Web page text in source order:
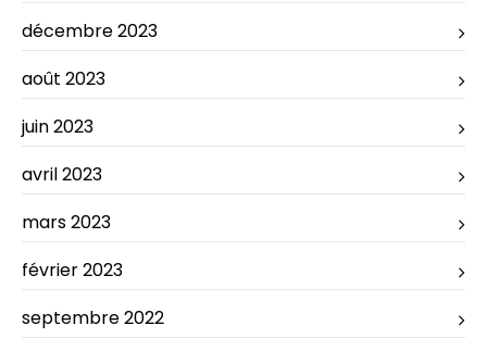
décembre 2023
août 2023
juin 2023
avril 2023
mars 2023
février 2023
septembre 2022